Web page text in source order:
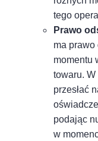
tego
Prawo
ma prawo
momentu
towaru.
przesłać
podając
w